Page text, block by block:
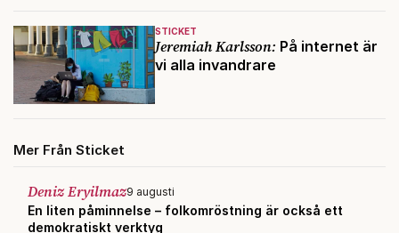
STICKET
Jeremiah Karlsson: På internet är
vi alla invandrare
Mer Från Sticket
Deniz Eryilmaz9 augusti
En liten påminnelse – folkomröstning är också ett
demokratiskt verktyg